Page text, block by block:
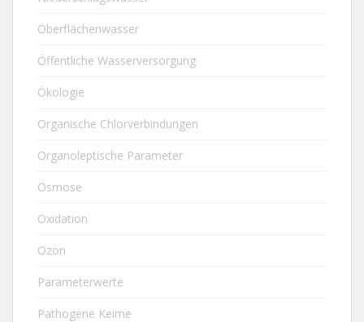
Oberflächenwasser
Öffentliche Wasserversorgung
Ökologie
Organische Chlorverbindungen
Organoleptische Parameter
Osmose
Oxidation
Ozon
Parameterwerte
Pathogene Keime